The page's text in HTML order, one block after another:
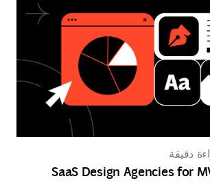
دقيقة
11 SaaS Design Agencies for